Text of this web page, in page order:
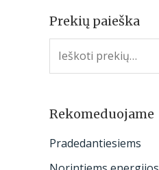
Prekių paieška
I
e
o
Rekomeduojame
Pradedantiesiems